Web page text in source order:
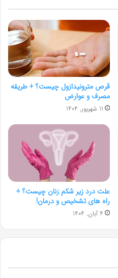
قرص مترونیدازول چیست؟ + طریقه
مصرف و عوارض
11 شهریور, 1404
علت درد زیر شکم زنان چیست؟ +
راه های تشخیص و درمان!
4 آبان, 1404